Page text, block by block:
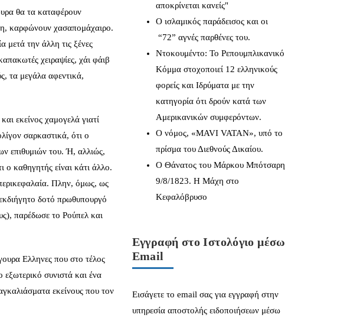
θα τα καταφέρουν
καρφώνουν χασαπομάχαιρο.
μετά την άλλη τις ξένες
χειραψίες, χάι φάιβ
τα μεγάλα αφεντικά,
εκείνος χαμογελά γιατί
σαρκαστικά, ότι ο
επιθυμιών του. Ή, αλλιώς,
ο καθηγητής είναι κάτι άλλο.
Πλην, όμως, ως
δοτό πρωθυπουργό
παρέδωσε το Ρούπελ και
Ελληνες που στο τέλος
συνιστά και ένα
εκείνους που τον
αποκρίνεται κανείς"
Ο ισλαμικός παράδεισος και οι
“72” αγνές παρθένες του.
Ντοκουμέντο: Το Ρεπουμπλικανικό
Κόμμα στοχοποιεί 12 ελληνικούς
φορείς και Ιδρύματα με την
κατηγορία ότι δρούν κατά των
Αμερικανικών συμφερόντων.
Ο νόμος, «MAVI VATAN», υπό το
πρίσμα του Διεθνούς Δικαίου.
Ο Θάνατος του Μάρκου Μπότσαρη
9/8/1823. Η Μάχη στο
Κεφαλόβρυσο
Εγγραφή στο Ιστολόγιο μέσω
Email
Εισάγετε το email σας για εγγραφή στην
υπηρεσία αποστολής ειδοποιήσεων μέσω